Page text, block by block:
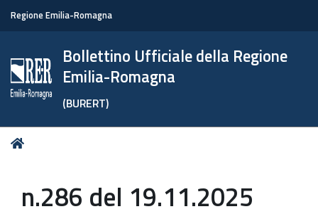
Regione Emilia-Romagna
Bollettino Ufficiale della Regione
Emilia-Romagna
(BURERT)
Tu
n.286 del 19.11.2025